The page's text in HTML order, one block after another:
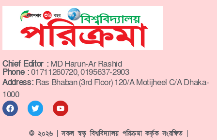
Chief Editor : MD Harun-Ar Rashid
Phone :01711260720, 0195637-2903
Address: Ras Bhaban (3rd Floor) 120/A Motijheel C/A Dhaka-
1000
© ২০২৬ | সকল স্বত্ব বিশ্ববিদ্যালয় পরিক্রমা কর্তৃক সংরক্ষিত |